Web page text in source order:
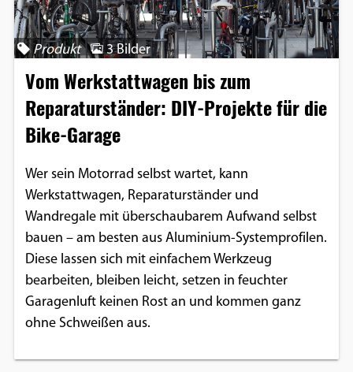
Produkt 3 Bilder
Vom Werkstattwagen bis zum
Reparaturständer: DIY-Projekte für die
Bike-Garage
Wer sein Motorrad selbst wartet, kann
Werkstattwagen, Reparaturständer und
Wandregale mit überschaubarem Aufwand selbst
bauen – am besten aus Aluminium-Systemprofilen.
Diese lassen sich mit einfachem Werkzeug
bearbeiten, bleiben leicht, setzen in feuchter
Garagenluft keinen Rost an und kommen ganz
ohne Schweißen aus.